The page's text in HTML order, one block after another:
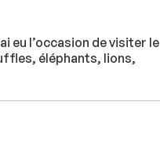
eu l’occasion de visiter le
éléphants, lions,